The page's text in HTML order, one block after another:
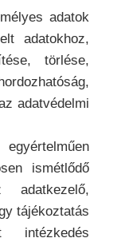
adatok
adatokhoz,
törlése,
adatvédelmi
ismétlődő
tájékoztatás